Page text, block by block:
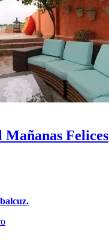
Mañanas Felices